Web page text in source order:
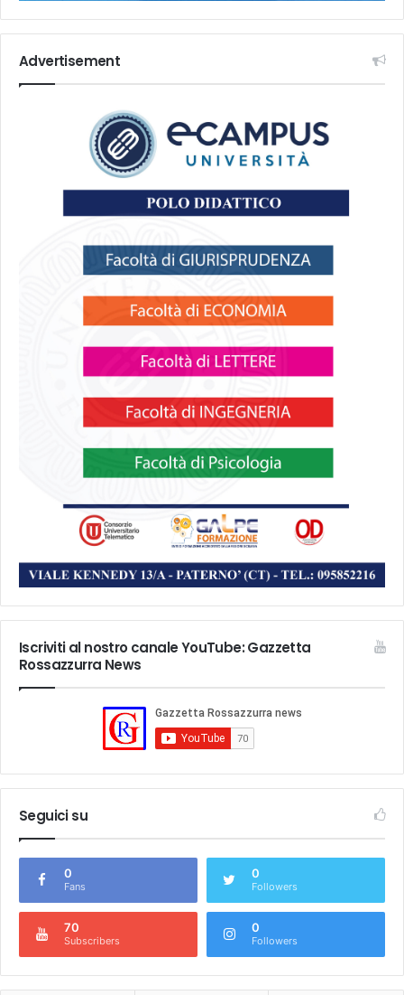
Advertisement
Iscriviti al nostro canale YouTube: Gazzetta
Rossazzurra News
Seguici su
0
Fans
0
Followers
70
Subscribers
0
Followers